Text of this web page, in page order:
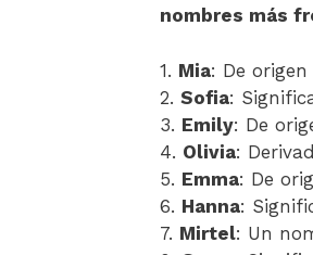
nombres más
1. Mia: De origen
2. Sofia:
3. Emily: De
4. Olivia:
5. Emma: De
6. Hanna:
7. Mirtel: Un